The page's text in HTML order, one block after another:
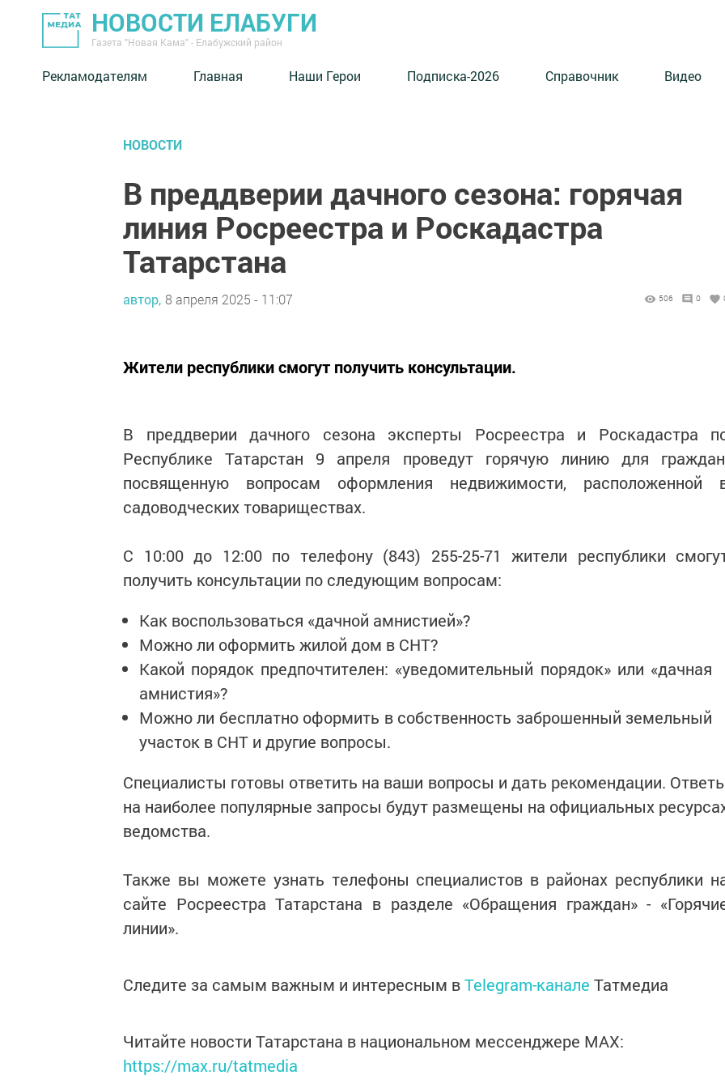
НОВОСТИ ЕЛАБУГИ
Газета "Новая Кама" - Елабужский район
Рекламодателям Главная Наши Герои Подписка-2026 Справочник Видео
НОВОСТИ
В преддверии дачного сезона: горячая
линия Росреестра и Роскадастра
Татарстана
автор, 8 апреля 2025 - 11:07 506 0
Жители республики смогут получить консультации.
В преддверии дачного сезона эксперты Росреестра и Роскадастра
Республике Татарстан 9 апреля проведут горячую линию для
посвященную вопросам оформления недвижимости, расположенной
садоводческих товариществах.
С 10:00 до 12:00 по телефону (843) 255-25-71 жители республики
получить консультации по следующим вопросам:
Как воспользоваться «дачной амнистией»?
Можно ли оформить жилой дом в СНТ?
Какой порядок предпочтителен: «уведомительный порядок» или «дачная
амнистия»?
Можно ли бесплатно оформить в собственность заброшенный земельный
участок в СНТ и другие вопросы.
Специалисты готовы ответить на ваши вопросы и дать рекомендации.
на наиболее популярные запросы будут размещены на официальных
ведомства.
Также вы можете узнать телефоны специалистов в районах республики
сайте Росреестра Татарстана в разделе «Обращения граждан» -
линии».
Следите за самым важным и интересным вTelegram-канале Татмедиа
Читайте новости Татарстана в национальном мессенджере MАХ:
https://max.ru/tatmedia